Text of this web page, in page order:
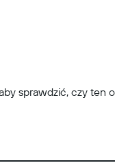
sprawdzić, czy ten